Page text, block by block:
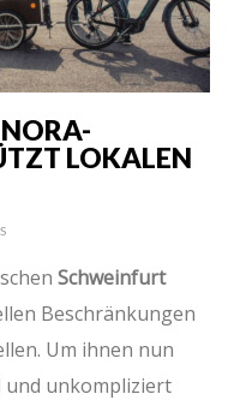
LOKALEN
Schweinfurt
Beschränkungen
Um ihnen nun
und unkompliziert